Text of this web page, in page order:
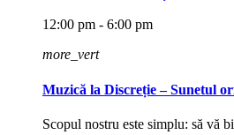
12:00 pm - 6:00 pm
more_vert
Muzică la Discreție – Sunetul
Scopul nostru este simplu: să vă